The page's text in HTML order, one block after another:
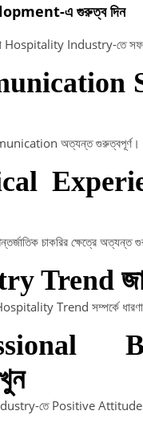
এ গুরুত্ব দিন
Hospitality Industry-তে
অত্যন্ত গুরুত্বপূর্ণ।
চাকরির ক্ষেত্রে অত্যন্ত
Trend
Trend সম্পর্কে ধারণা
তে Positive Attitude